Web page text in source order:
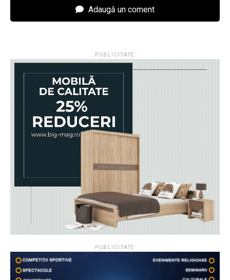
Adaugă un coment
PUBLICITATE
PUBLICITATE